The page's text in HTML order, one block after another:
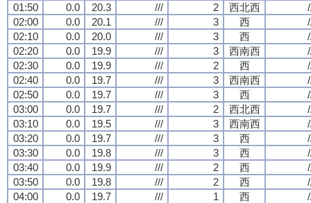
01:50
0.0 20.3 /// 2 西北西
02:00
0.0 20.1 /// 3 西
02:10
0.0 20.0 /// 3 西
02:20
0.0 19.9 /// 3 西南西
02:30
0.0 19.9 /// 2 西
02:40
0.0 19.7 /// 3 西南西
02:50
0.0 19.7 /// 3 西
03:00
0.0 19.7 /// 2 西北西
03:10
0.0 19.5 /// 3 西南西
03:20
0.0 19.7 /// 3 西
03:30
0.0 19.8 /// 3 西
03:40
0.0 19.9 /// 2 西
03:50
0.0 19.8 /// 2 西
04:00
0.0 19.7 /// 1 西